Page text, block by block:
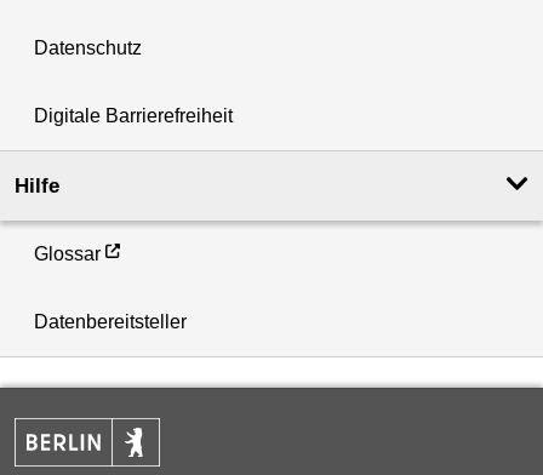
Datenschutz
Digitale Barrierefreiheit
Hilfe
Glossar
Datenbereitsteller